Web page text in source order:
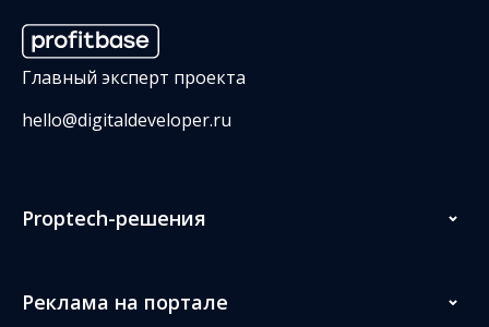
Главный эксперт проекта
hello@digitaldeveloper.ru
Proptech-решения
Реклама на портале